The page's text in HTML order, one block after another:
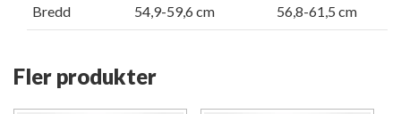
Bredd 54,9-59,6 cm 56,8-61,5 cm
Fler produkter